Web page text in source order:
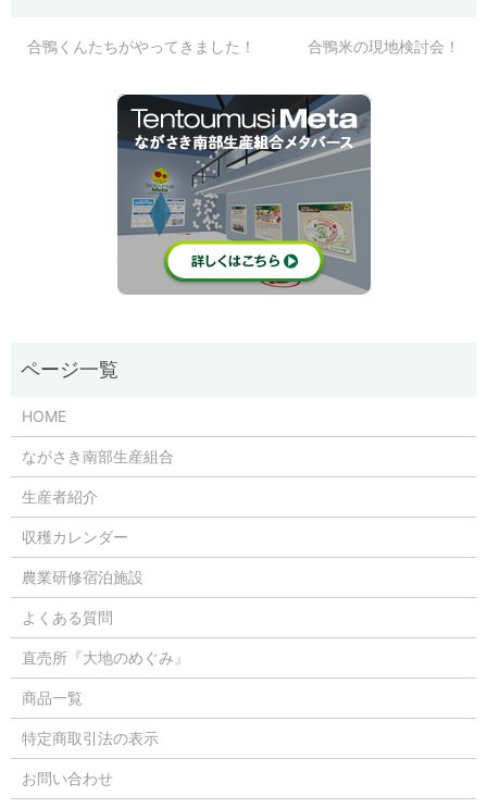
合鴨くんたちがやってきました！ 合鴨米の現地検討会！
HOME
ながさき南部生産組合
生産者紹介
収穫カレンダー
農業研修宿泊施設
よくある質問
直売所『大地のめぐみ』
商品一覧
特定商取引法の表示
お問い合わせ